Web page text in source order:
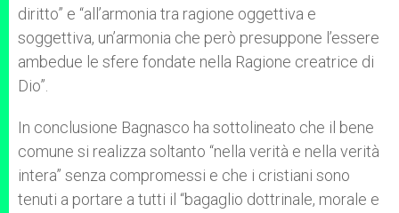
diritto” e “all’armonia tra ragione oggettiva e
soggettiva, un’armonia che però presuppone l’essere
ambedue le sfere fondate nella Ragione creatrice di
Dio”.
In conclusione Bagnasco ha sottolineato che il bene
comune si realizza soltanto “nella verità e nella verità
intera” senza compromessi e che i cristiani sono
tenuti a portare a tutti il “bagaglio dottrinale, morale e